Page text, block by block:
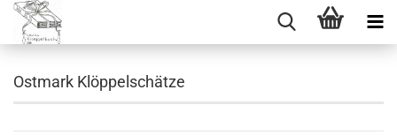
Ostmark Klöppelschätze